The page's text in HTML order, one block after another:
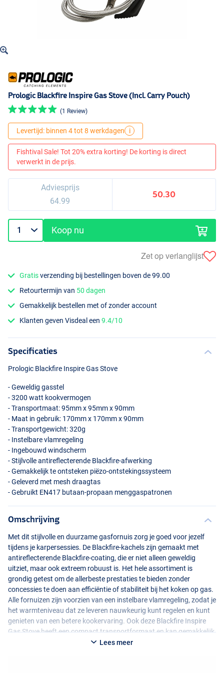
Prologic Blackfire Inspire Gas Stove (Incl. Carry Pouch)
(1 Review)
Levertijd: binnen 4 tot 8 werkdagen i
Fishtival Sale! Tot 20% extra korting! De korting is direct
verwerkt in de prijs.
Adviesprijs
64.99
50.30
Koop nu
Zet op verlanglijst
Gratisverzending bij bestellingen boven de 99.00
Retourtermijn van 50 dagen
Gemakkelijk bestellen met of zonder account
Klanten geven Visdeal een9.4/10
Specificaties
Prologic Blackfire Inspire Gas Stove
- Geweldig gasstel
- 3200 watt kookvermogen
- Transportmaat: 95mm x 95mm x 90mm
- Maat in gebruik: 170mm x 170mm x 90mm
- Transportgewicht: 320g
- Instelbare vlamregeling
- Ingebouwd windscherm
- Stijlvolle antireflecterende Blackfire-afwerking
- Gemakkelijk te ontsteken piëzo-ontstekingssysteem
- Geleverd met mesh draagtas
- Gebruikt EN417 butaan-propaan menggaspatronen
Omschrijving
Met dit stijlvolle en duurzame gasfornuis zorg je goed voor jezelf
tijdens je karpersessies. De Blackfire-kachels zijn gemaakt met
antireflecterende Blackfire-coating, die er niet alleen geweldig
uitziet, maar ook extreem robuust is. Het hele assortiment is
grondig getest om de allerbeste prestaties te bieden zonder
concessies te doen aan efficiëntie of stabiliteit bij het koken op gas.
Alle fornuizen zijn voorzien van een instelbare vlamregeling, zodat je
het warmteniveau dat ze leveren nauwkeurig kunt regelen en kunt
genieten van een betere kookervaring. Ook deze Blackfire Inspire
Gas Stove heeft een compact transportformaat en kan gemakkelijk
en veilig worden opgeborgen in de meegeleverde mesh tas.
Lees meer